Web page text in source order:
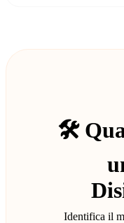
🛠️
Identifica il